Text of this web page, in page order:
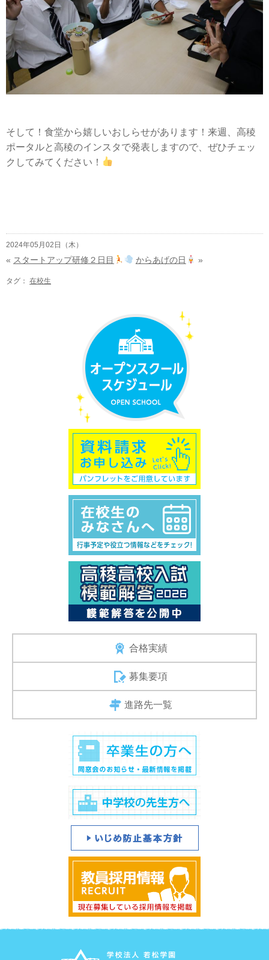
そして！食堂から嬉しいおしらせがあります！来週、高稜
ポータルと高稜のインスタで発表しますので、ぜひチェッ
クしてみてください！
2024年05月02日（木）
« スタートアップ研修２日目 からあげの日 »
タグ： 在校生
合格実績
募集要項
進路先一覧